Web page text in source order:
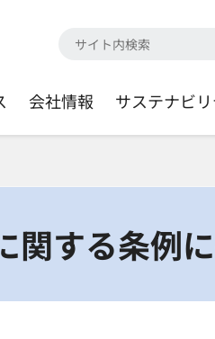
会社情報 サステナビリ
関する条例